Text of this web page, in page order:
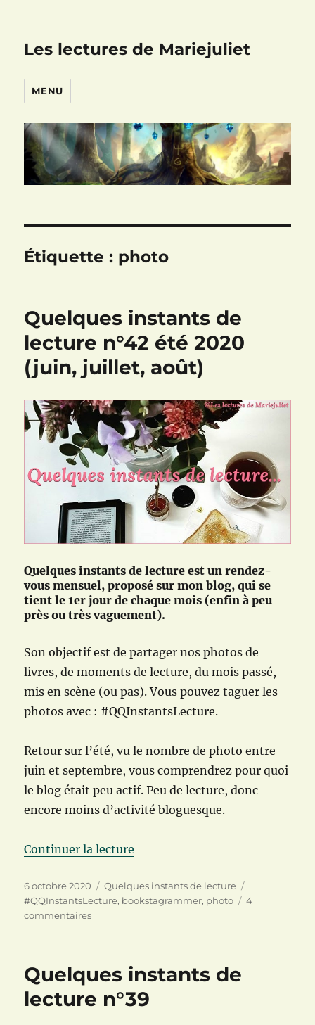
Les lectures de Mariejuliet
MENU
Étiquette : photo
Quelques instants de
lecture n°42 été 2020
(juin, juillet, août)
Quelques instants de lecture est un rendez-
vous mensuel, proposé sur mon blog, qui se
tient le 1er jour de chaque mois (enfin à peu
près ou très vaguement).
Son objectif est de partager nos photos de
livres, de moments de lecture, du mois passé,
mis en scène (ou pas). Vous pouvez taguer les
photos avec : #QQInstantsLecture.
Retour sur l’été, vu le nombre de photo entre
juin et septembre, vous comprendrez pour quoi
le blog était peu actif. Peu de lecture, donc
encore moins d’activité bloguesque.
Continuer la lecture
Publié
le
6 octobre 2020 Catégories
Quelques instants de lecture
#QQInstantsLecture, bookstagrammer, photo
4
commentairessur
lecture
été
Quelques instants de
lecture n°39